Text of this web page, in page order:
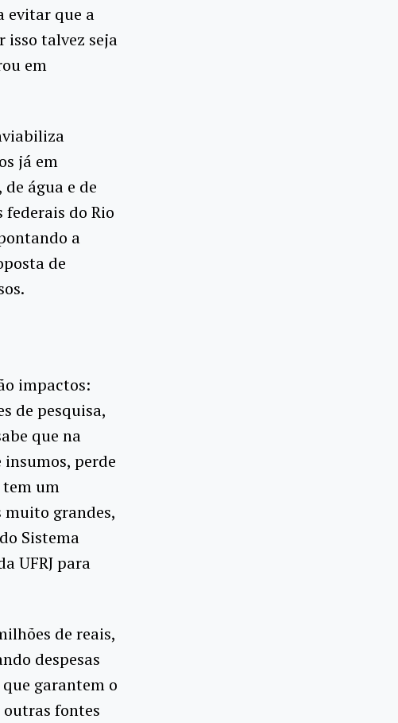
evitar que a
isso talvez seja
em
já em
água e de
do Rio
a
de
impactos:
de pesquisa,
que na
perde
tem um
muito grandes,
Sistema
UFRJ para
de reais,
despesas
garantem o
fontes